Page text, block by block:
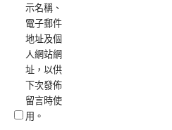
示名稱、
電子郵件
地址及個
人網站網
址，以供
下次發佈
留言時使
用。